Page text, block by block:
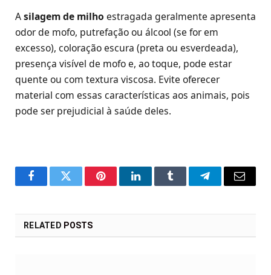
Asilagem de milho estragada geralmente apresenta
odor de mofo, putrefação ou álcool (se for em
excesso), coloração escura (preta ou esverdeada),
presença visível de mofo e, ao toque, pode estar
quente ou com textura viscosa. Evite oferecer
material com essas características aos animais, pois
pode ser prejudicial à saúde deles.
FacebookTwitter PinterestLinkedInTumblr TelegramEmail
RELATED POSTS